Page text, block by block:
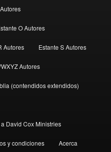
O Autores
Autores Estante S Autores
Autores
(contendidos extendidos)
David Cox Ministries
y condiciones Acerca